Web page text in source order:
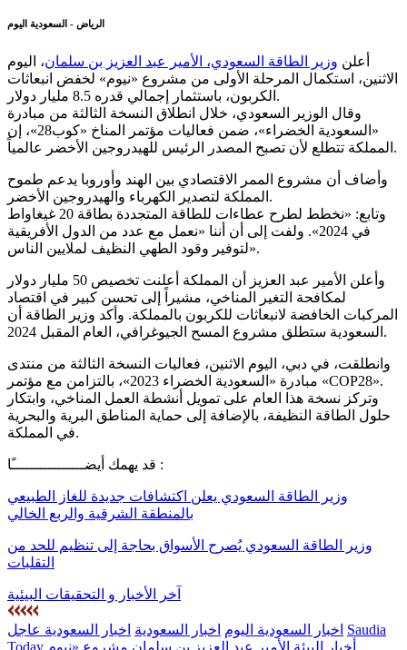
الرياض - السعودية اليوم
أعلن وزير الطاقة السعودي، الأمير عبد العزيز بن سلمان، اليوم
الاثنين، استكمال المرحلة الأولى من مشروع «نيوم» لخفض انبعاثات
الكربون، باستثمار إجمالي قدره 8.5 مليار دولار.
وقال الوزير السعودي، خلال انطلاق النسخة الثالثة من مبادرة
«السعودية الخضراء»، ضمن فعاليات مؤتمر المناخ «كوب28»، إن
المملكة تتطلع لأن تصبح المصدر الرئيس للهيدروجين الأخضر عالمياً.
وأضاف أن مشروع الممر الاقتصادي بين الهند وأوروبا يدعم طموح
المملكة لتصدير الكهرباء والهيدروجين الأخضر.
وتابع: «نخطط لطرح عطاءات للطاقة المتجددة بطاقة 20 غيغاواط
في 2024». ولفت إلى أن أننا «نعمل مع عدد من الدول الأفريقية
لتوفير وقود الطهي النظيف لملايين الناس».
وأعلن الأمير عبد العزيز أن المملكة أعلنت تخصيص 50 مليار دولار
لمكافحة التغير المناخي، مشيراً إلى تحسن كبير في اقتصاد
المركبات الخافضة لانبعاثات للكربون بالمملكة. وأكد وزير الطاقة أن
السعودية ستطلق مشروع المسح الجيوغرافي، العام المقبل 2024.
وانطلقت، في دبي، اليوم الاثنين، فعاليات النسخة الثالثة من منتدى
مبادرة «السعودية الخضراء 2023»، بالتزامن مع مؤتمر «COP28».
وتركز نسخة هذا العام على تمويل أنشطة العمل المناخي، وابتكار
حلول الطاقة النظيفة، بالإضافة إلى حماية المناطق البرية والبحرية
في المملكة.
قد يهمك أيضــــــــــــــــًا :
وزير الطاقة السعودي يعلن اكتشافات جديدة للغاز الطبيعي
بالمنطقة الشرقية والربع الخالي
وزير الطاقة السعودي يُصرح الأسواق بحاجة إلى تنظيم للحد من
التقلبات
آخر الأخبار و التحقيقات البيئية
اخبار السعودية اليوم اخبار السعودية اخبار السعودية عاجل
Saudia
Today
أخبار البيئة الأمير عبد العزيز بن سلمان مشروع «نيوم